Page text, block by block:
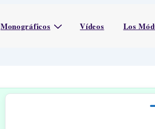
Monográficos Vídeos Los